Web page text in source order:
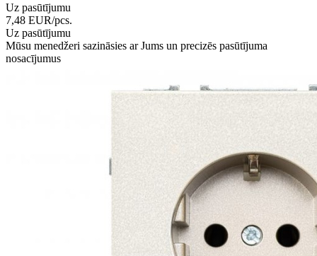
Uz pasūtījumu
7,48 EUR/pcs.
Uz pasūtījumu
Mūsu menedžeri sazināsies ar Jums un precizēs pasūtījuma
nosacījumus